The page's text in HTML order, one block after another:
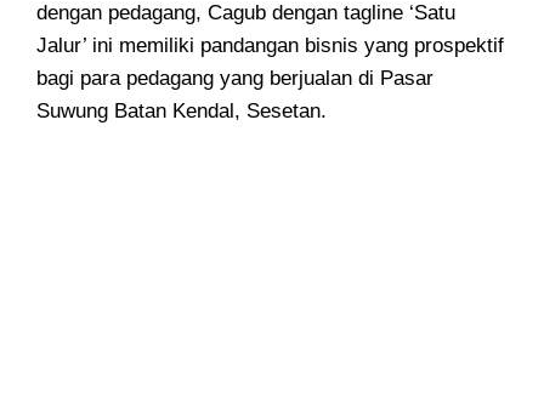
dengan pedagang, Cagub dengan tagline ‘Satu
Jalur’ ini memiliki pandangan bisnis yang prospektif
bagi para pedagang yang berjualan di Pasar
Suwung Batan Kendal, Sesetan.